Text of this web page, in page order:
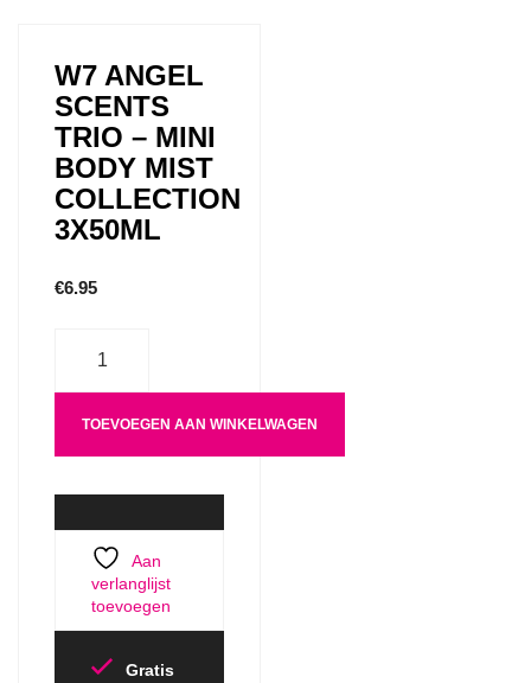
W7 ANGEL
SCENTS
TRIO – MINI
BODY MIST
COLLECTION
3X50ML
€6.95
TOEVOEGEN AAN WINKELWAGEN
Aan
verlanglijst
toevoegen
Gratis